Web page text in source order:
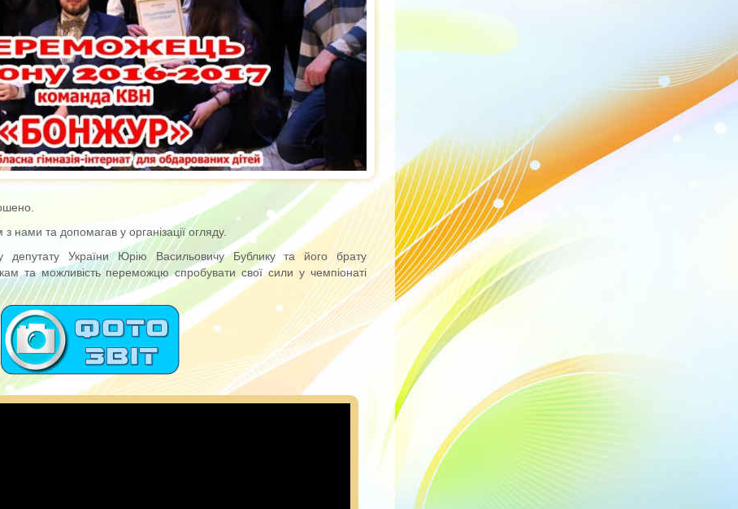
нами та допомагав у організації огляду.
України Юрію Васильовичу Бублику та його брату
та можливість переможцю спробувати свої сили у чемпіонаті